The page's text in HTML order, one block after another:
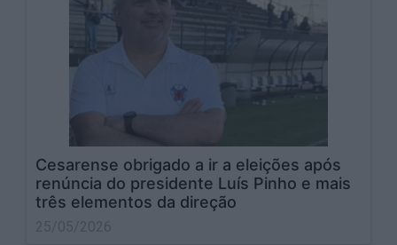
Cesarense obrigado a ir a eleições após
renúncia do presidente Luís Pinho e mais
três elementos da direção